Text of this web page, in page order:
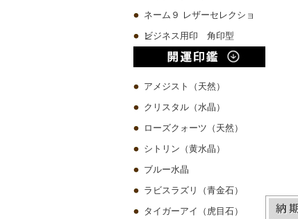
ネーム９ レザーセレクショ
ン
ビジネス用印 角印型
アメジスト（天然）
クリスタル（水晶）
ローズクォーツ（天然）
シトリン（黄水晶）
ブルー水晶
ラビスラズリ（青金石）
タイガーアイ（虎目石）